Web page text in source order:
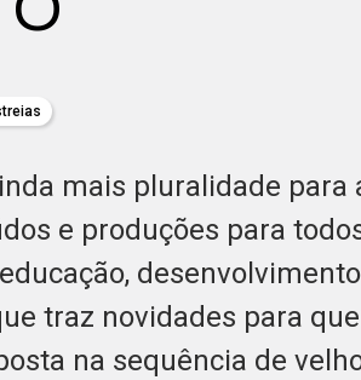
mais pluralidade para
e produções para
traz novidades para
na sequência de